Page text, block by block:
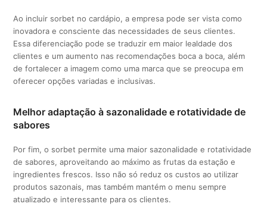
Ao incluir sorbet no cardápio, a empresa pode ser vista como
inovadora e consciente das necessidades de seus clientes.
Essa diferenciação pode se traduzir em maior lealdade dos
clientes e um aumento nas recomendações boca a boca, além
de fortalecer a imagem como uma marca que se preocupa em
oferecer opções variadas e inclusivas.
Melhor adaptação à sazonalidade e rotatividade de
sabores
Por fim, o sorbet permite uma maior sazonalidade e rotatividade
de sabores, aproveitando ao máximo as frutas da estação e
ingredientes frescos. Isso não só reduz os custos ao utilizar
produtos sazonais, mas também mantém o menu sempre
atualizado e interessante para os clientes.